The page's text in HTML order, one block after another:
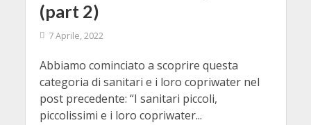
(part 2)
7 Aprile, 2022
Abbiamo cominciato a scoprire questa
categoria di sanitari e i loro copriwater nel
post precedente: “I sanitari piccoli,
piccolissimi e i loro copriwater...